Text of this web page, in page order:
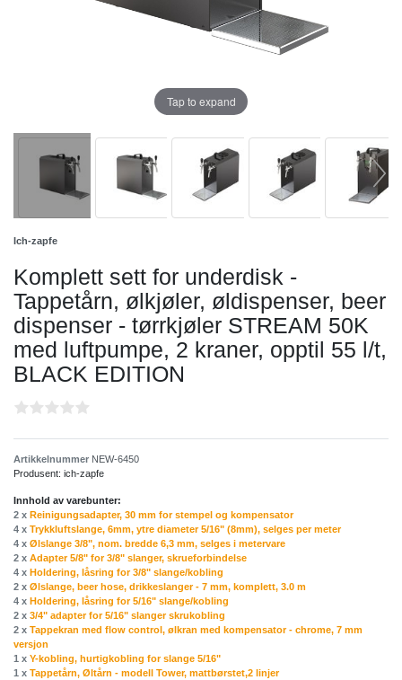
Tap to expand
Ich-zapfe
Komplett sett for underdisk -
Tappetårn, ølkjøler, øldispenser, beer
dispenser - tørrkjøler STREAM 50K
med luftpumpe, 2 kraner, opptil 55 l/t,
BLACK EDITION
Artikkelnummer NEW-6450
Produsent: ich-zapfe
Innhold av varebunter:
2 x Reinigungsadapter, 30 mm for stempel og kompensator
4 x Trykkluftslange, 6mm, ytre diameter 5/16" (8mm), selges per meter
4 x Ølslange 3/8", nom. bredde 6,3 mm, selges i metervare
2 x Adapter 5/8" for 3/8" slanger, skrueforbindelse
4 x Holdering, låsring for 3/8" slange/kobling
2 x Ølslange, beer hose, drikkeslanger - 7 mm, komplett, 3.0 m
4 x Holdering, låsring for 5/16" slange/kobling
2 x 3/4" adapter for 5/16" slanger skrukobling
2 x Tappekran med flow control, ølkran med kompensator - chrome, 7 mm
versjon
1 x Y-kobling, hurtigkobling for slange 5/16"
1 x Tappetårn, Øltårn - modell Tower, mattbørstet,2 linjer